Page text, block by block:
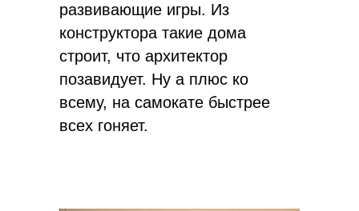
развивающие игры. Из
конструктора такие дома
строит, что архитектор
позавидует. Ну а плюс ко
всему, на самокате быстрее
всех гоняет.